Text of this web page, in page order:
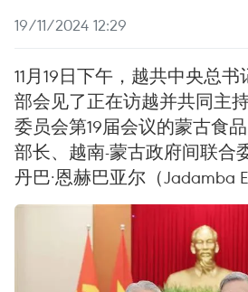
19/11/2024 12:29
11月19日下午，越共中央总
部会见了正在访越并共同主
委员会第19届会议的蒙古食
部长、越南-蒙古政府间联合
丹巴·恩赫巴亚尔（Jadamba